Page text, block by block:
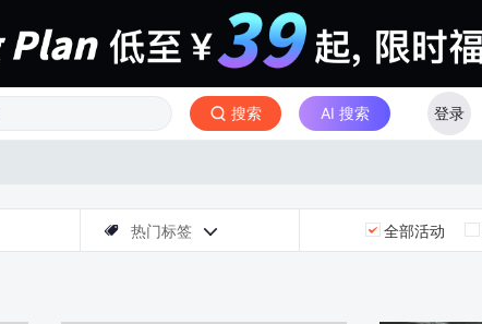
搜索 AI 搜索 登录
 热门标签  全部活动